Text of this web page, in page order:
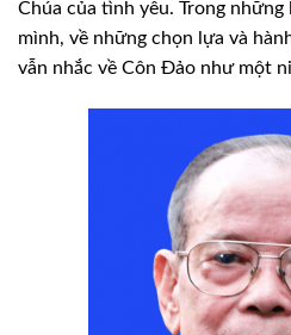
Chúa của tình yêu. Trong những
mình, về những chọn lựa và
vẫn nhắc về Côn Đảo như một